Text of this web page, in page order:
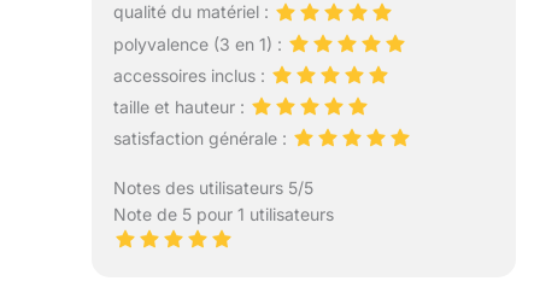
qualité du matériel :
polyvalence (3 en 1) :
accessoires inclus :
taille et hauteur :
satisfaction générale :
Notes des utilisateurs 5/5
Note de 5 pour 1 utilisateurs